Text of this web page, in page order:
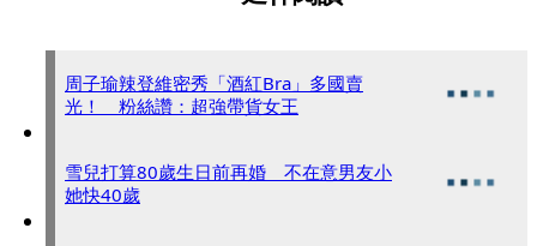
周子瑜辣登維密秀「酒紅Bra」多國賣
光！ 粉絲讚：超強帶貨女王
雪兒打算80歲生日前再婚 不在意男友小
她快40歲